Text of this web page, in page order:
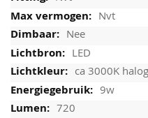
Nvt
Nee
LED
ca 3000K
9w
720